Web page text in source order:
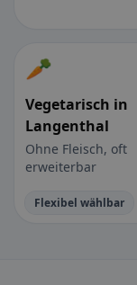
🥕
Vegetarisch in
Langenthal
Ohne Fleisch, oft
erweiterbar
Flexibel wählbar